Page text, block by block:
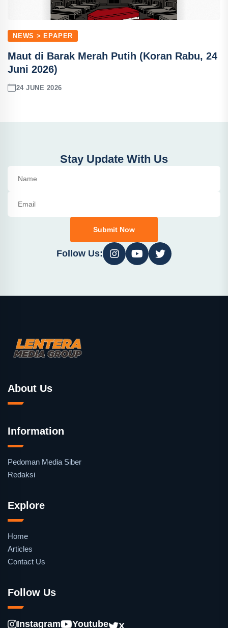
NEWS > EPAPER
Maut di Barak Merah Putih (Koran Rabu, 24
Juni 2026)
24 JUNE 2026
Stay Update With Us
Submit Now
Follow Us:
About Us
Information
Pedoman Media Siber
Redaksi
Explore
Home
Articles
Contact Us
Follow Us
Instagram Youtube X